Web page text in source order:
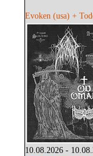
Evoken (usa) +
10.08.2026 -